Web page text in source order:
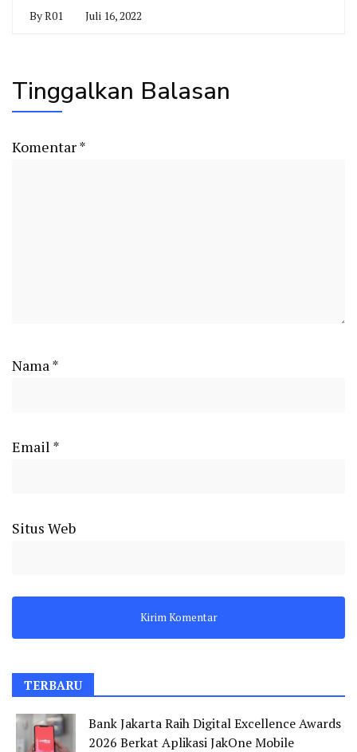
ByR01 Juli 16, 2022
Tinggalkan Balasan
Komentar*
Nama*
Email *
Situs Web
TERBARU
Bank Jakarta Raih Digital Excellence Awards
2026 Berkat Aplikasi JakOne Mobile